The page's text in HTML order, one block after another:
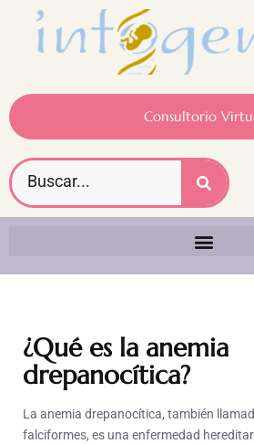
Consultorio
¿Qué es la anemia
drepanocítica?
La anemia drepanocítica, también
falciformes, es una enfermedad